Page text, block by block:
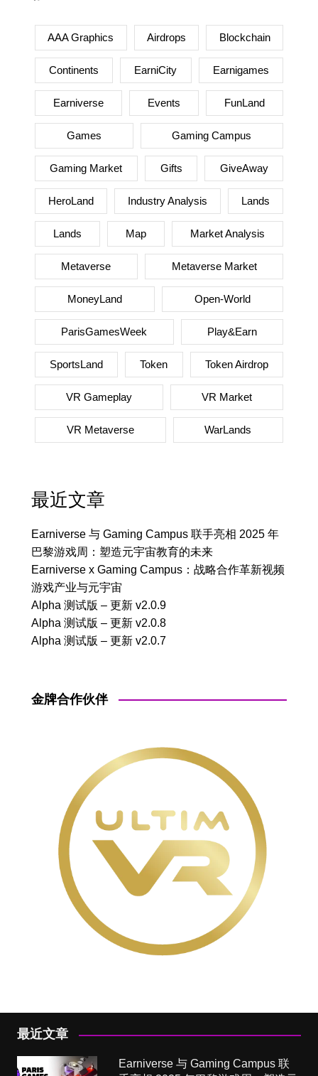
AAA Graphics Airdrops Blockchain
Continents EarniCity Earnigames
Earniverse Events FunLand
Games Gaming Campus
Gaming Market Gifts GiveAway
HeroLand Industry Analysis Lands
Lands Map Market Analysis
Metaverse Metaverse Market
MoneyLand Open-World
ParisGamesWeek Play&Earn
SportsLand Token Token Airdrop
VR Gameplay VR Market
VR Metaverse WarLands
最近文章
Earniverse 与 Gaming Campus 联手亮相 2025 年
巴黎游戏周：塑造元宇宙教育的未来
Earniverse x Gaming Campus：战略合作革新视频
游戏产业与元宇宙
Alpha 测试版 – 更新 v2.0.9
Alpha 测试版 – 更新 v2.0.8
Alpha 测试版 – 更新 v2.0.7
金牌合作伙伴
最近文章
Earniverse 与 Gaming Campus 联